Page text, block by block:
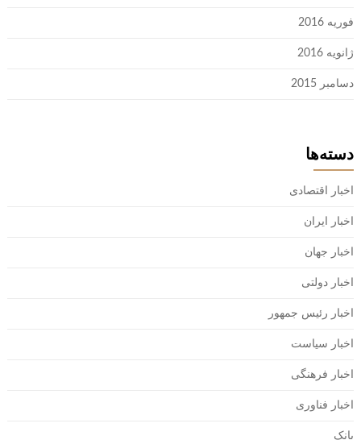
فوریه 2016
ژانویه 2016
دسامبر 2015
دسته‌ها
اخبار اقتصادی
اخبار ایران
اخبار جهان
اخبار دولتی
اخبار رئیس جمهور
اخبار سیاست
اخبار فرهنگی
اخبار فناوری
بانک